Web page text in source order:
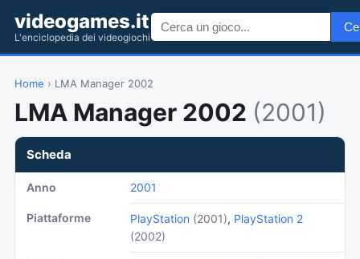
videogames.it
L'enciclopedia dei videogiochi
Home › LMA Manager 2002
LMA Manager 2002 (2001)
Scheda
Anno 2001
Piattaforme PlayStation (2001), PlayStation 2
(2002)